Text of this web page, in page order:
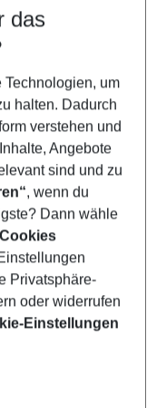
das
um
halten. Dadurch
verstehen und
Angebote
sind und zu
, wenn du
Dann wähle
Privatsphäre-
oder widerrufen
Einstellungen